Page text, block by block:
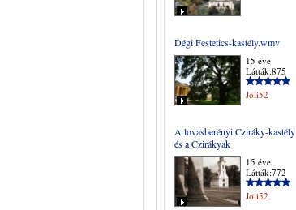
Dégi Festetics-kastély.wmv
15 éve
Látták:875
Joli52
A lovasberényi Cziráky-kastély
és a Czirákyak
15 éve
Látták:772
Joli52